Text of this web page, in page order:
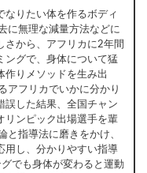
なりたい体を作るボディ
に無理な減量方法などに
さから、アフリカに2年間
ングで、身体について猛
作りメソッドを生み出
アフリカでいかに分かり
誤した結果、全国チャン
リンピック出場選手を輩
と指導法に磨きをかけ、
用し、分かりやすい指導
でも身体が変わると運動